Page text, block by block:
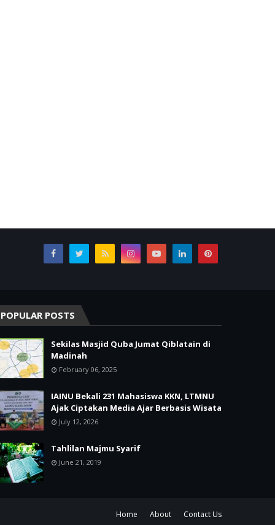
POPULAR POSTS
Sekilas Masjid Quba Jumat Qiblatain di
Madinah
February 06, 2025
IAINU Bekali 231 Mahasiswa KKN, LTMNU
Ajak Ciptakan Media Ajar Berbasis Wisata
July 12, 2026
Tahlilan Majmu Syarif
June 21, 2019
Home About Contact Us